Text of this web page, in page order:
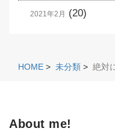
2021年2月 (20)
HOME > 未分類 > 絶対
About me!